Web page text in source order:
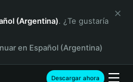
(Argentina). ¿Te gustaría
en Español (Argentina)
Descargar ahora